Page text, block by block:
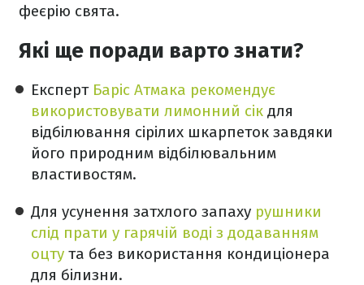
феєрію свята.
Які ще поради варто знати?
Експерт Баріс Атмака рекомендує
використовувати лимонний сік для
відбілювання сірілих шкарпеток завдяки
його природним відбілювальним
властивостям.
Для усунення затхлого запаху рушники
слід прати у гарячій воді з додаванням
оцту та без використання кондиціонера
для білизни.